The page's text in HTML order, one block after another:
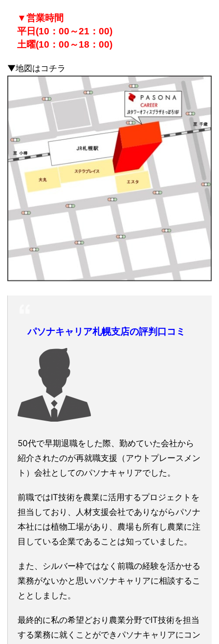
▼営業時間
平日(10：00～21：00)
土曜(10：00～18：00)
▼地図はコチラ
パソナキャリア札幌支店の評判口コミ
50代で早期退職をした際、勤めていた会社から
紹介されたのが再就職支援（アウトプレースメン
ト）会社としてのパソナキャリアでした。
前職ではIT技術を農業に活用するプロジェクトを
担当しており、人材支援会社でありながらパソナ
本社には植物工場があり、農場も所有し農業に注
目している企業であることは知っていました。
また、シルバー枠ではなく前職の経験を活かせる
業務がないかと思いパソナキャリアに相談するこ
ととしました。
最終的に私の希望どおり農業分野でIT技術を担当
する業務に就くことができパソナキャリアにコン